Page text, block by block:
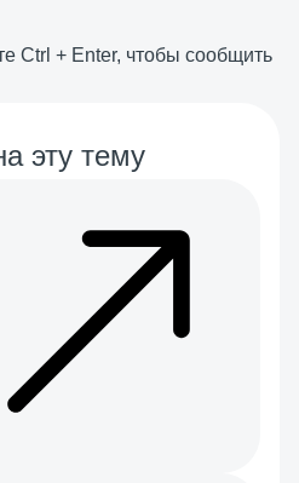
Ctrl + Enter, чтобы сообщить
эту тему